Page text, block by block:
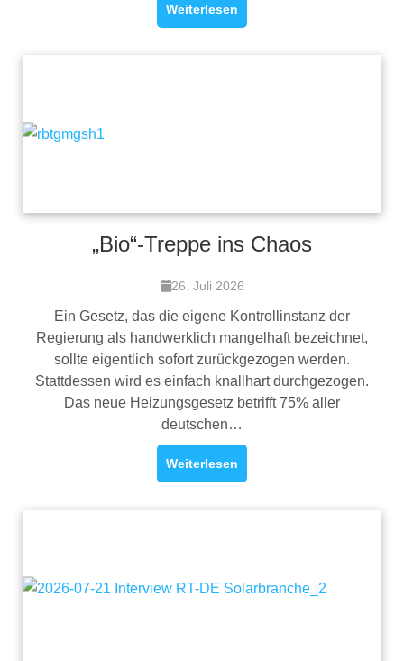
Weiterlesen
„Bio“-Treppe ins Chaos
26. Juli 2026
Ein Gesetz, das die eigene Kontrollinstanz der
Regierung als handwerklich mangelhaft bezeichnet,
sollte eigentlich sofort zurückgezogen werden.
Stattdessen wird es einfach knallhart durchgezogen.
Das neue Heizungsgesetz betrifft 75% aller
deutschen…
Weiterlesen